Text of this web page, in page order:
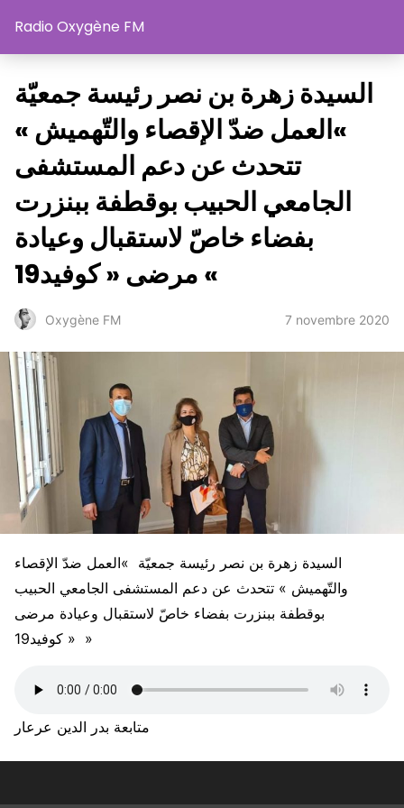
Radio Oxygène FM
السيدة زهرة بن نصر رئيسة جمعيّة
»العمل ضدّ الإقصاء والتّهميش »
تتحدث عن دعم المستشفى
الجامعي الحبيب بوقطفة ببنزرت
بفضاء خاصّ لاستقبال وعيادة
مرضى « كوفيد19 «
Oxygène FM 7 novembre 2020
السيدة زهرة بن نصر رئيسة جمعيّة »العمل ضدّ الإقصاء
والتّهميش » تتحدث عن دعم المستشفى الجامعي الحبيب
بوقطفة ببنزرت بفضاء خاصّ لاستقبال وعيادة مرضى
« كوفيد19 »
متابعة بدر الدين عرعار